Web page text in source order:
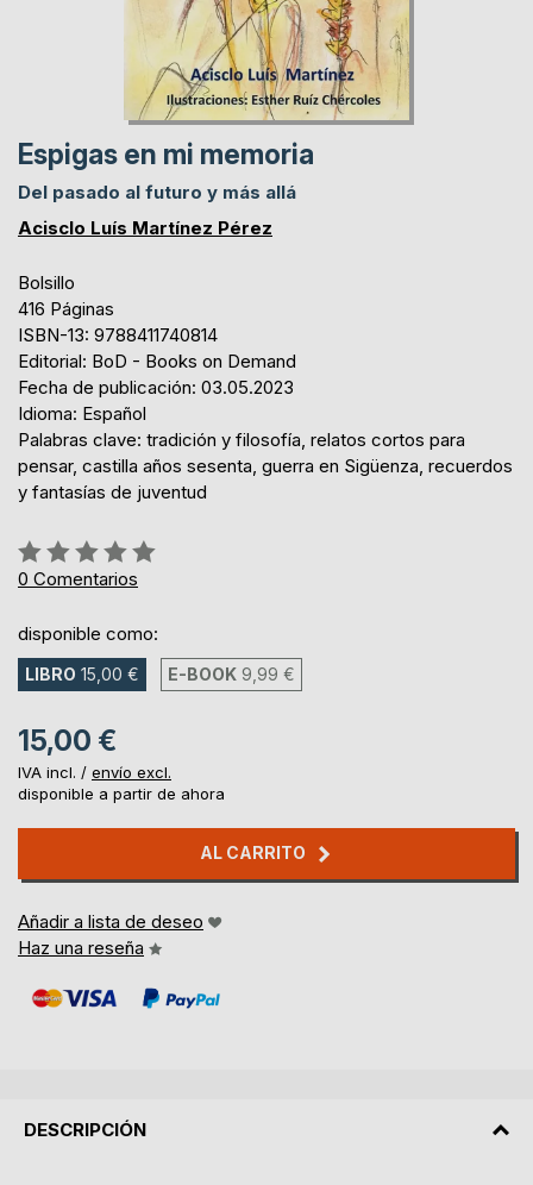
Espigas en mi memoria
Del pasado al futuro y más allá
Acisclo Luís Martínez Pérez
Bolsillo
416 Páginas
ISBN-13: 9788411740814
Editorial: BoD - Books on Demand
Fecha de publicación: 03.05.2023
Idioma: Español
Palabras clave: tradición y filosofía, relatos cortos para
pensar, castilla años sesenta, guerra en Sigüenza, recuerdos
y fantasías de juventud
Rating:
0%
0 Comentarios
disponible como:
LIBRO 15,00 € E-BOOK 9,99 €
15,00 €
IVA incl. / envío excl.
disponible a partir de ahora
AL CARRITO
Añadir a lista de deseo
Haz una reseña
DESCRIPCIÓN